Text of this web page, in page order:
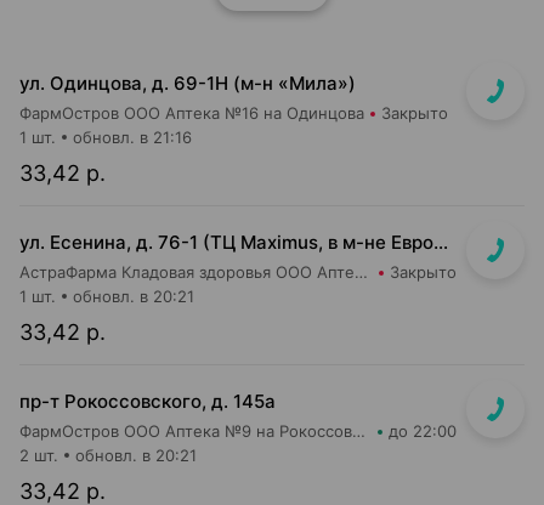
ул. Одинцова, д. 69-1Н (м-н «Мила»)
ФармОстров ООО Аптека №16 на Одинцова Закрыто
33,42 р.
1 шт. обновл. в 21:16
ул. Есенина, д. 76-1 (ТЦ Maximus, в м-не Евроопт Super)
АстраФарма Кладовая здоровья ООО Аптека №9 Закрыто
33,42 р.
1 шт. обновл. в 20:21
пр-т Рокоссовского, д. 145а
ФармОстров ООО Аптека №9 на Рокоссовского до 22:00
33,42 р.
2 шт. обновл. в 20:21